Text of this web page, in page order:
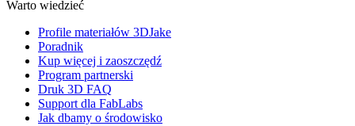
Warto wiedzieć
Profile materiałów 3DJake
Poradnik
Kup więcej i zaoszczędź
Program partnerski
Druk 3D FAQ
Support dla FabLabs
Jak dbamy o środowisko